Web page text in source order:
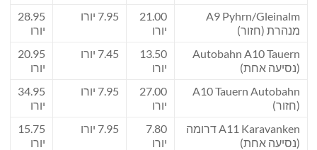
A9 Pyhrn/Gleinalm
מנהרת (חזור)
21.00
יורו
7.95 יורו
28.95
יורו
Autobahn A10 Tauern
(נסיעה אחת)
13.50
יורו
7.45 יורו
20.95
יורו
A10 Tauern Autobahn
(חזור)
27.00
יורו
7.95 יורו
34.95
יורו
A11 Karavanken דרומה
(נסיעה אחת)
7.80
יורו
7.95 יורו
15.75
יורו